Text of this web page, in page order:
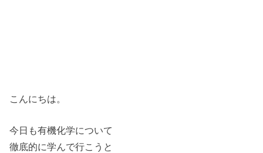
こんにちは。
今日も有機化学について
徹底的に学んで行こうと